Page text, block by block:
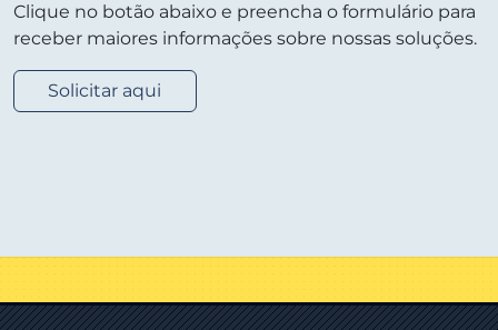
Clique no botão abaixo e preencha o formulário para
receber maiores informações sobre nossas soluções.
Solicitar aqui